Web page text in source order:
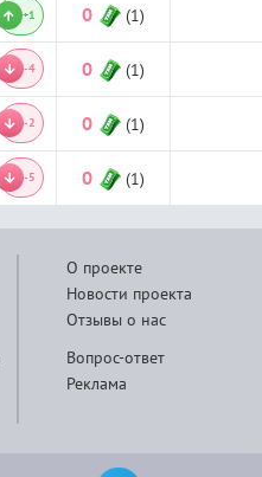
+1 0 (1)
-4 0 (1)
-2 0 (1)
-5 0 (1)
О проекте
Новости проекта
Отзывы о нас
Вопрос-ответ
Реклама